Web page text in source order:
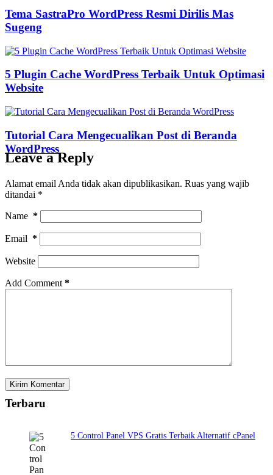
Tema SastraPro WordPress Resmi Dirilis Mas
Sugeng
5 Plugin Cache WordPress Terbaik Untuk Optimasi
Website
Tutorial Cara Mengecualikan Post di Beranda
WordPress
Leave a Reply
Alamat email Anda tidak akan dipublikasikan. Ruas yang wajib
ditandai *
Name *
Email *
Website
Add Comment *
Kirim Komentar
Terbaru
5 Control Panel VPS Gratis Terbaik Alternatif cPanel